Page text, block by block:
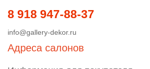
8 918 947-88-37
info@gallery-dekor.ru
Адреса салонов